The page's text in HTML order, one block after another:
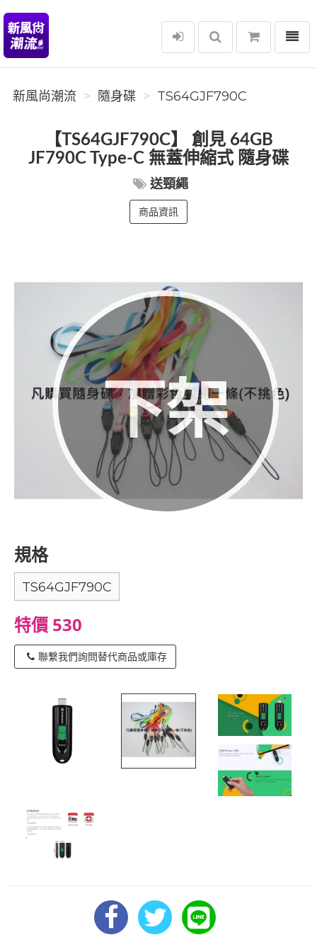
新風尚潮流
選單
新風尚潮流 隨身碟 TS64GJF790C
【TS64GJF790C】 創見 64GB
JF790C Type-C 無蓋伸縮式 隨身碟
送頸繩
商品資訊
下架
規格
TS64GJF790C
特價 530
聯繫我們詢問替代商品或庫存